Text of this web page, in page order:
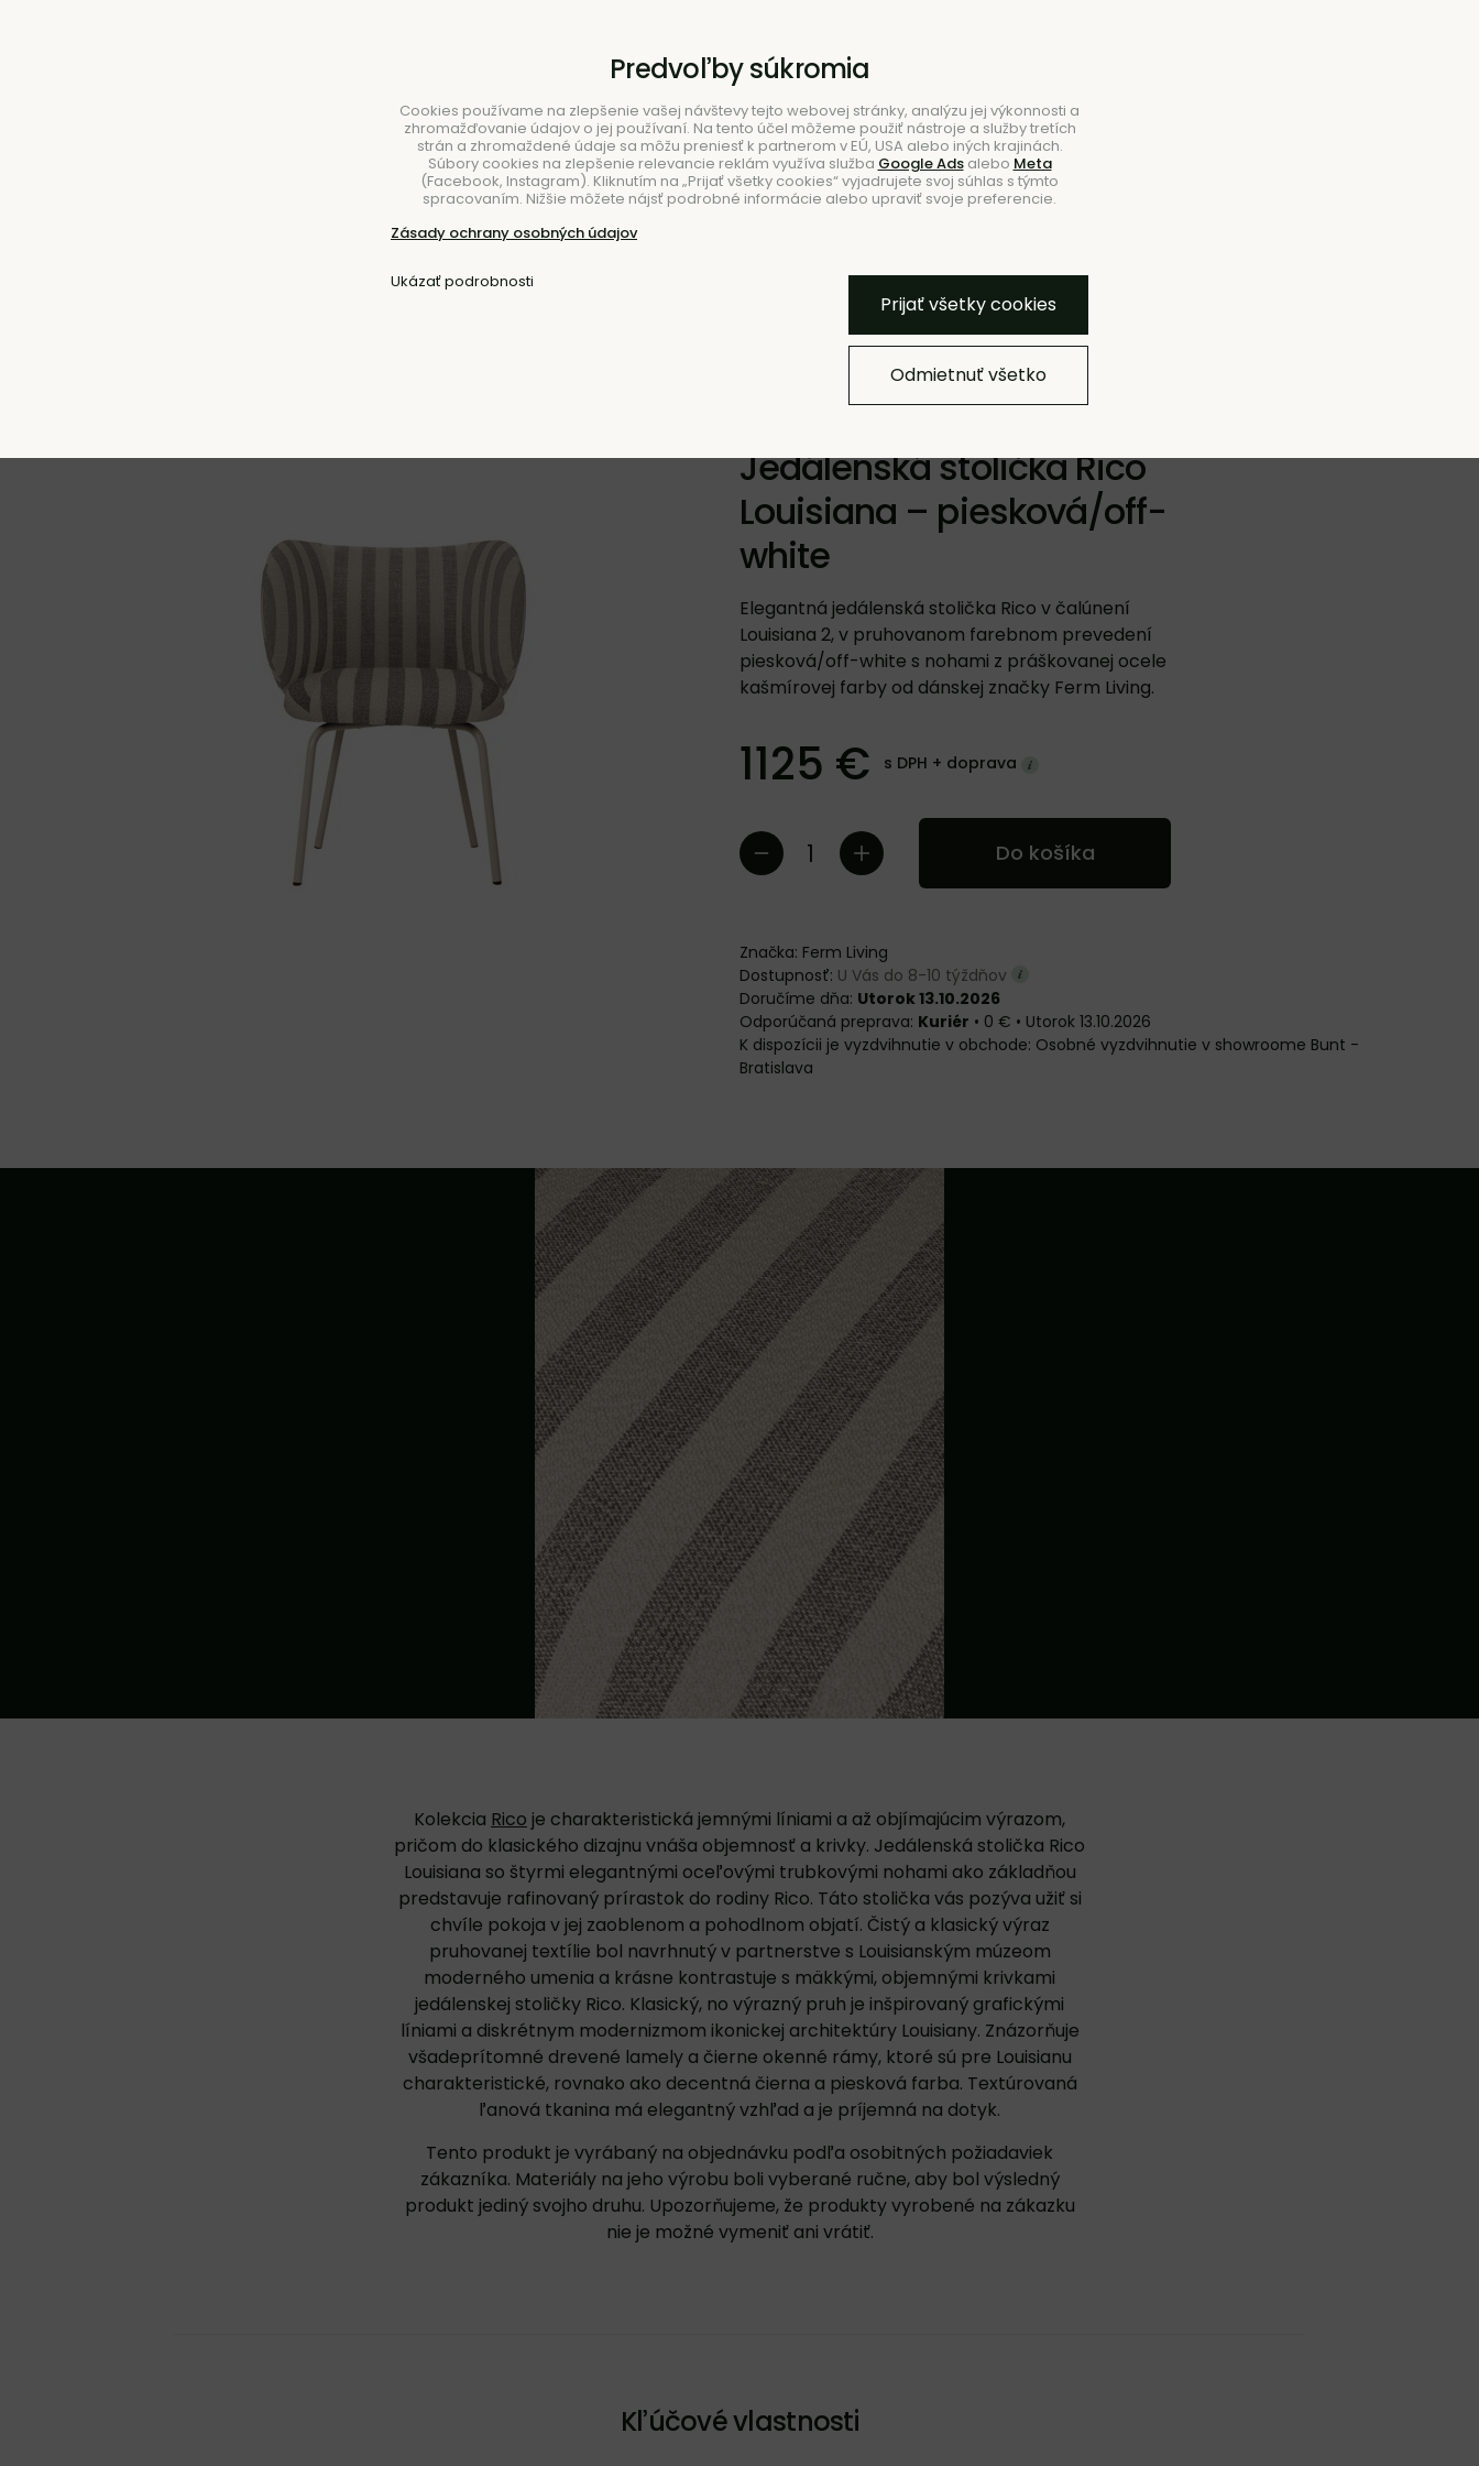
Hľadať
STOLOVANIE NOVINKY
Jedálenská stolička Rico
Louisiana – piesková/off-
white
Elegantná jedálenská stolička Rico v čalúnení
Louisiana 2, v pruhovanom farebnom prevedení
piesková/off-white s nohami z práškovanej ocele
kašmírovej farby od dánskej značky Ferm Living.
1125 € s DPH + doprava
Do košíka
Značka: Ferm Living
Dostupnosť: U Vás do 8-10 týždňov
Doručíme dňa: Utorok 13.10.2026
Kuriér • 0 € • Utorok 13.10.2026
Osobné vyzdvihnutie v showroome Bunt -
Bratislava
Pridať k Obľúbeným Pridať do zoznamu
Kolekcia Rico je charakteristická jemnými líniami a až objímajúcim výrazom,
pričom do klasického dizajnu vnáša objemnosť a krivky. Jedálenská stolička Rico
Louisiana so štyrmi elegantnými oceľovými trubkovými nohami ako základňou
predstavuje rafinovaný prírastok do rodiny Rico. Táto stolička vás pozýva užiť si
chvíle pokoja v jej zaoblenom a pohodlnom objatí. Čistý a klasický výraz
pruhovanej textílie bol navrhnutý v partnerstve s Louisianským múzeom
moderného umenia a krásne kontrastuje s mäkkými, objemnými krivkami
jedálenskej stoličky Rico. Klasický, no výrazný pruh je inšpirovaný grafickými
líniami a diskrétnym modernizmom ikonickej architektúry Louisiany. Znázorňuje
všadeprítomné drevené lamely a čierne okenné rámy, ktoré sú pre Louisianu
charakteristické, rovnako ako decentná čierna a piesková farba. Textúrovaná
ľanová tkanina má elegantný vzhľad a je príjemná na dotyk.
Tento produkt je vyrábaný na objednávku podľa osobitných požiadaviek
zákazníka. Materiály na jeho výrobu boli vyberané ručne, aby bol výsledný
produkt jediný svojho druhu. Upozorňujeme, že produkty vyrobené na zákazku
nie je možné vymeniť ani vrátiť.
Kľúčové vlastnosti
Predvoľby súkromia
Cookies používame na zlepšenie vašej návštevy tejto webovej stránky, analýzu jej výkonnosti a
zhromažďovanie údajov o jej používaní. Na tento účel môžeme použiť nástroje a služby tretích
strán a zhromaždené údaje sa môžu preniesť k partnerom v EÚ, USA alebo iných krajinách.
Súbory cookies na zlepšenie relevancie reklám využíva služba Google Adsalebo Meta
(Facebook, Instagram). Kliknutím na „Prijať všetky cookies“ vyjadrujete svoj súhlas s týmto
spracovaním. Nižšie môžete nájsť podrobné informácie alebo upraviť svoje preferencie.
Zásady ochrany osobných údajov
Ukázať podrobnosti
Prijať všetky cookies
Odmietnuť všetko